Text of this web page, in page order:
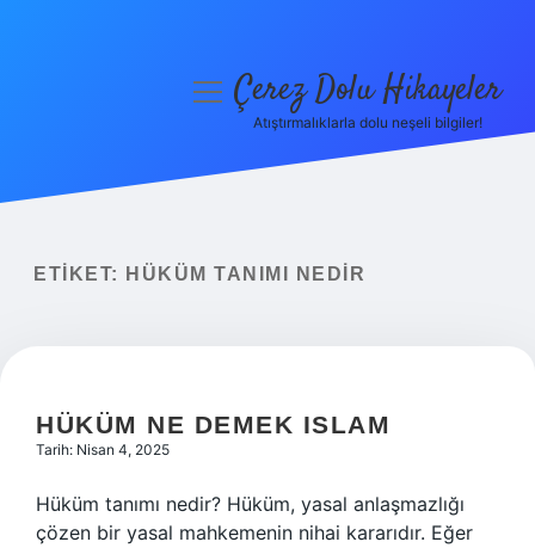
Yasal Uyarı
menüyüÇerez Dolu Hikayeler
Atıştırmalıklarla dolu neşeli bilgiler!
ETIKET: HÜKÜM TANIMI NEDIR
HÜKÜM NE DEMEK ISLAM
Tarih: Nisan 4, 2025
Hüküm tanımı nedir? Hüküm, yasal anlaşmazlığı
çözen bir yasal mahkemenin nihai kararıdır. Eğer